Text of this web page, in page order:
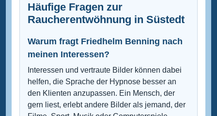
Häufige Fragen zur
Raucherentwöhnung in Süstedt
Warum fragt Friedhelm Benning nach
meinen Interessen?
Interessen und vertraute Bilder können dabei
helfen, die Sprache der Hypnose besser an
den Klienten anzupassen. Ein Mensch, der
gern liest, erlebt andere Bilder als jemand, der